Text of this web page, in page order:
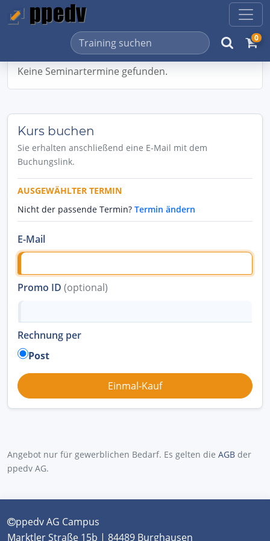
0
Keine Seminartermine gefunden.
Kurs buchen
Sie erhalten anschließend eine E-Mail mit dem
Buchungslink.
AUSGEWÄHLTER TERMIN
Nicht der passende Termin? Termin ändern
E-Mail
Promo ID (optional)
Rechnung per
Post
Angebot nur für gewerblichen Bedarf. Es gelten die AGB der
ppedv AG.
ppedv AG Campus
Marktler Straße 15b | 84489 Burghausen